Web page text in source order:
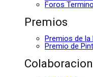
Foros
Premios
Premios de la
Premio de